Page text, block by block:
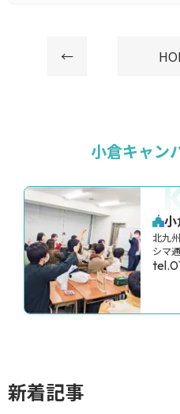
←
小倉キャン
小
北九
シマ
新着記事